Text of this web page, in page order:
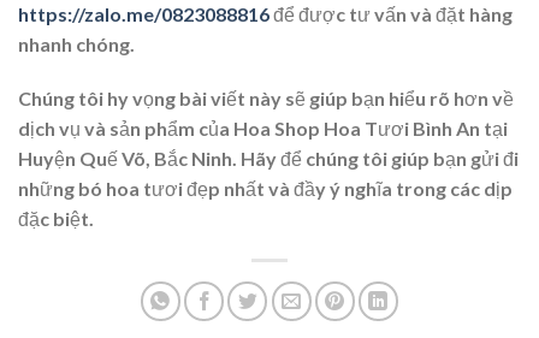
https://zalo.me/0823088816để được tư vấn và đặt hàng
nhanh chóng.
Chúng tôi hy vọng bài viết này sẽ giúp bạn hiểu rõ hơn về
dịch vụ và sản phẩm của Hoa Shop Hoa Tươi Bình An tại
Huyện Quế Võ, Bắc Ninh. Hãy để chúng tôi giúp bạn gửi đi
những bó hoa tươi đẹp nhất và đầy ý nghĩa trong các dịp
đặc biệt.